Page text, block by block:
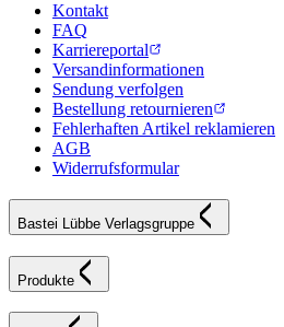
Kontakt
FAQ
Karriereportal
Versandinformationen
Sendung verfolgen
Bestellung retournieren
Fehlerhaften Artikel reklamieren
AGB
Widerrufsformular
Bastei Lübbe Verlagsgruppe
Produkte